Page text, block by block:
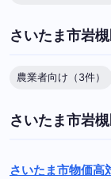
さいたま市岩
農業者向け（3件）
さいたま市岩
さいたま市物価高